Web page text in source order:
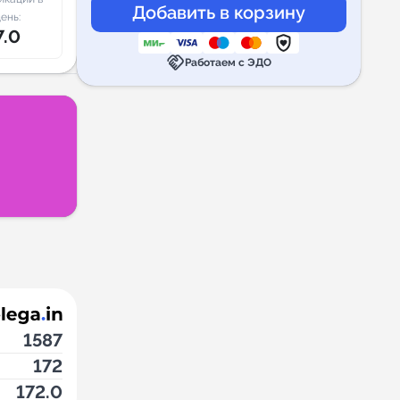
1587
172
172.0
handshakeРаботаем с ЭДО